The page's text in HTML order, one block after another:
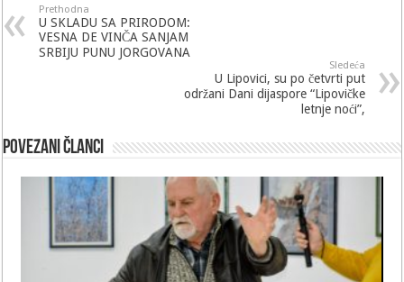
Prethodna
U SKLADU SA PRIRODOM:
VESNA DE VINČA SANJAM
SRBIJU PUNU JORGOVANA
Sledeća
U Lipovici, su po četvrti put
održani Dani dijaspore “Lipovičke
letnje noći”,
Povezani članci